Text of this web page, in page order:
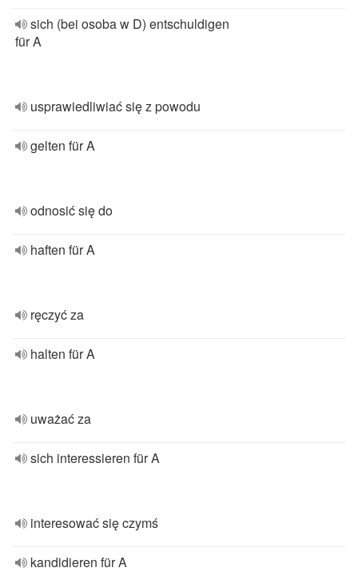
sich (bei osoba w D) entschuldigen
für A
usprawiedliwiać się z powodu
gelten für A
odnosić się do
haften für A
ręczyć za
halten für A
uważać za
sich interessieren für A
interesować się czymś
kandidieren für A